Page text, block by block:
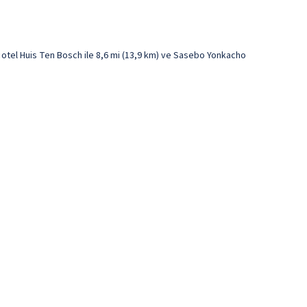
Huis Ten Bosch ile 8,6 mi (13,9 km) ve Sasebo Yonkacho